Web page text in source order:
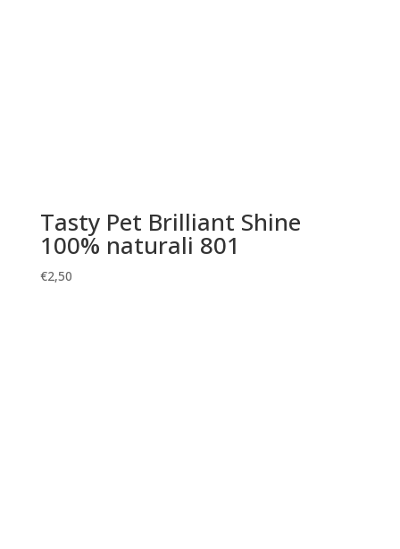
Tasty Pet Brilliant Shine
100% naturali 801
€2,50